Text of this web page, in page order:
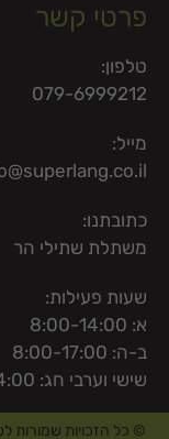
פרטי קשר
טלפון:
079-6999212
מייל:
כתובתנו:
משתלת שתילי הר
שעות פעילות:
א: 8:00-14:00
ב-ה: 8:00-17:00
שישי וערבי חג: 8:00-14:00
© כל הזכויות שמורות